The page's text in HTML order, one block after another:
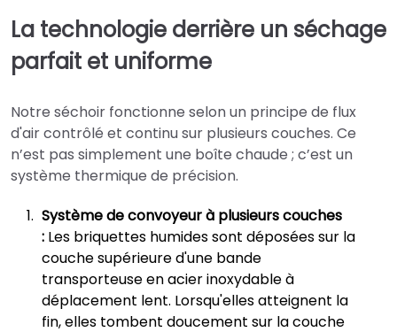
La technologie derrière un séchage
parfait et uniforme
Notre séchoir fonctionne selon un principe de flux
d'air contrôlé et continu sur plusieurs couches. Ce
n’est pas simplement une boîte chaude ; c’est un
système thermique de précision.
Système de convoyeur à plusieurs couches
: Les briquettes humides sont déposées sur la
couche supérieure d'une bande
transporteuse en acier inoxydable à
déplacement lent. Lorsqu'elles atteignent la
fin, elles tombent doucement sur la couche